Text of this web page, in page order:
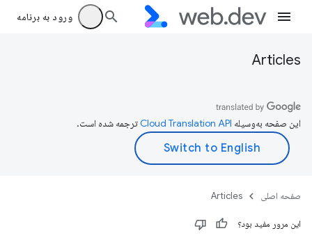
ورود به برنامه
Articles
این صفحه به‌وسیله ترجمه شده است.
صفحه اصلی Articles
این مرور مفید بود؟